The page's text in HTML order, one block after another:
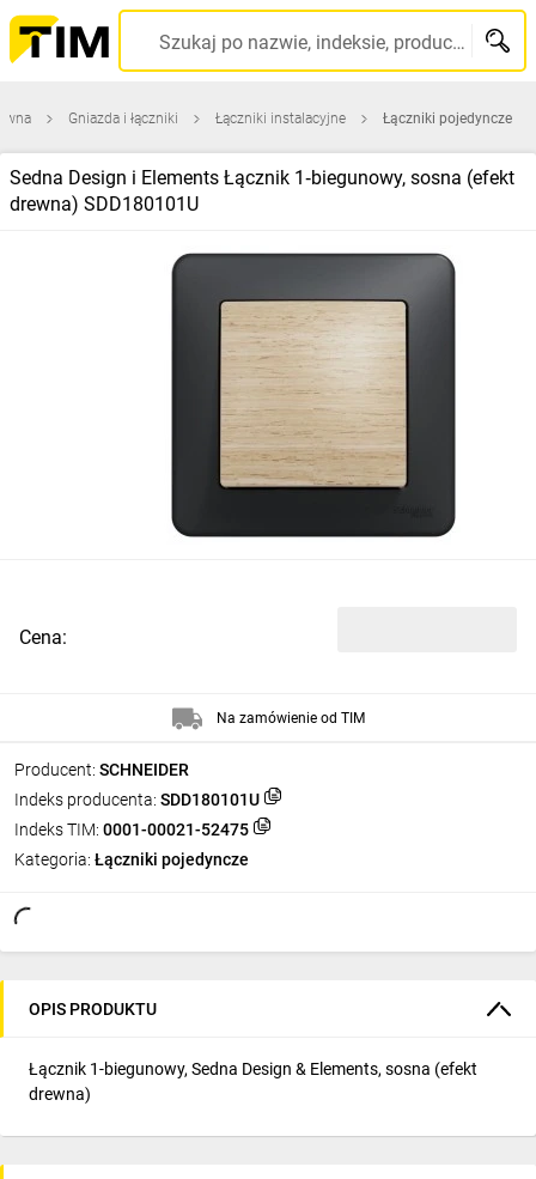
Szukaj po nazwie, indeksie, producencie, kodzie kreskowym...
Gniazda i łączniki Łączniki instalacyjne Łączniki pojedyncze
Sedna Design i Elements Łącznik 1‑biegunowy, sosna (efekt
drewna) SDD180101U
Producent: SCHNEIDER
Indeks producenta: SDD180101U
Indeks TIM: 0001-00021-52475
Kategoria: Łączniki pojedyncze
Cena:
Na zamówienie od TIM
OPIS PRODUKTU
Łącznik 1-biegunowy, Sedna Design & Elements, sosna (efekt
drewna)